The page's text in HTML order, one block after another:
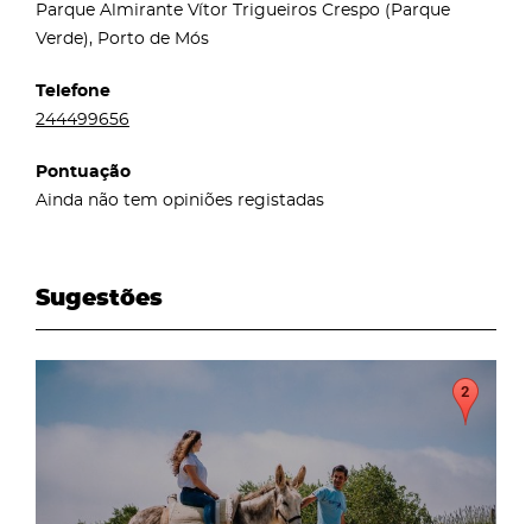
Parque Almirante Vítor Trigueiros Crespo (Parque
Verde), Porto de Mós
Telefone
244499656
Pontuação
Ainda não tem opiniões registadas
Sugestões